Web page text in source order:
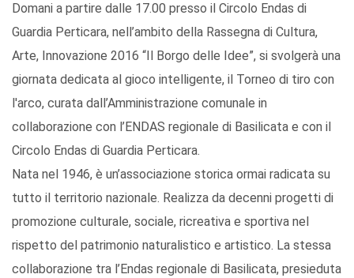
Domani a partire dalle 17.00 presso il Circolo Endas di
Guardia Perticara, nell’ambito della Rassegna di Cultura,
Arte, Innovazione 2016 “Il Borgo delle Idee”, si svolgerà una
giornata dedicata al gioco intelligente, il Torneo di tiro con
l'arco, curata dall’Amministrazione comunale in
collaborazione con l’ENDAS regionale di Basilicata e con il
Circolo Endas di Guardia Perticara.
Nata nel 1946, è un’associazione storica ormai radicata su
tutto il territorio nazionale. Realizza da decenni progetti di
promozione culturale, sociale, ricreativa e sportiva nel
rispetto del patrimonio naturalistico e artistico. La stessa
collaborazione tra l’Endas regionale di Basilicata, presieduta